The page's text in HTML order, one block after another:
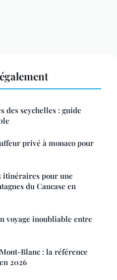
des seychelles : guide
privé à monaco pour
itinéraires pour une
du Caucase en
voyage inoubliable entre
Blanc : la référence
2026